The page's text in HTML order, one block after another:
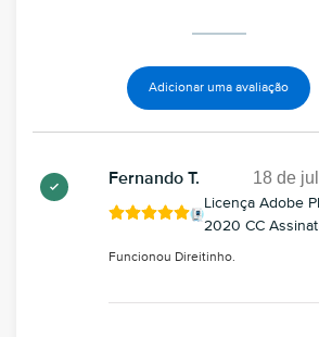
Adicionar uma avaliação
Fernando T. 18 de
Licença Adobe
2020 CC
Funcionou Direitinho.